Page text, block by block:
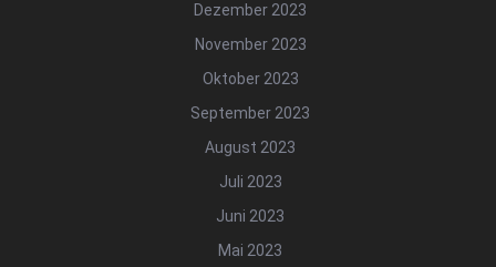
Dezember 2023
November 2023
Oktober 2023
September 2023
August 2023
Juli 2023
Juni 2023
Mai 2023